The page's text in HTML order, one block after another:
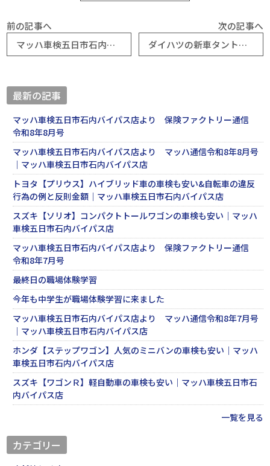
前の記事へ
マッハ車検五日市石内バイパス店より 保険ファクトリー通信 令和５年２月号
次の記事へ
ダイハツの新車タントカスタムＲＳ納車｜マッハ車検広島五日市石内店
最新の記事
マッハ車検五日市石内バイパス店より 保険ファクトリー通信
令和8年8月号
マッハ車検五日市石内バイパス店より マッハ通信令和8年8月号
｜マッハ車検五日市石内バイパス店
トヨタ【プリウス】ハイブリッド車の車検も安い&自転車の違反
行為の例と反則金額｜マッハ車検五日市石内バイパス店
スズキ【ソリオ】コンパクトトールワゴンの車検も安い｜マッハ
車検五日市石内バイパス店
マッハ車検五日市石内バイパス店より 保険ファクトリー通信
令和8年7月号
最終日の職場体験学習
今年も中学生が職場体験学習に来ました
マッハ車検五日市石内バイパス店より マッハ通信令和8年7月号
｜マッハ車検五日市石内バイパス店
ホンダ【ステップワゴン】人気のミニバンの車検も安い｜マッハ
車検五日市石内バイパス店
スズキ【ワゴンＲ】軽自動車の車検も安い｜マッハ車検五日市石
内バイパス店
一覧を見る
カテゴリー